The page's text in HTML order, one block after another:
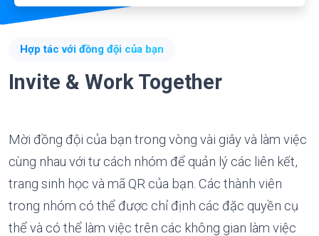
Hợp tác với đồng đội của bạn
Invite & Work Together
Mời đồng đội của bạn trong vòng vài giây và làm việc
cùng nhau với tư cách nhóm để quản lý các liên kết,
trang sinh học và mã QR của bạn. Các thành viên
trong nhóm có thể được chỉ định các đặc quyền cụ
thể và có thể làm việc trên các không gian làm việc